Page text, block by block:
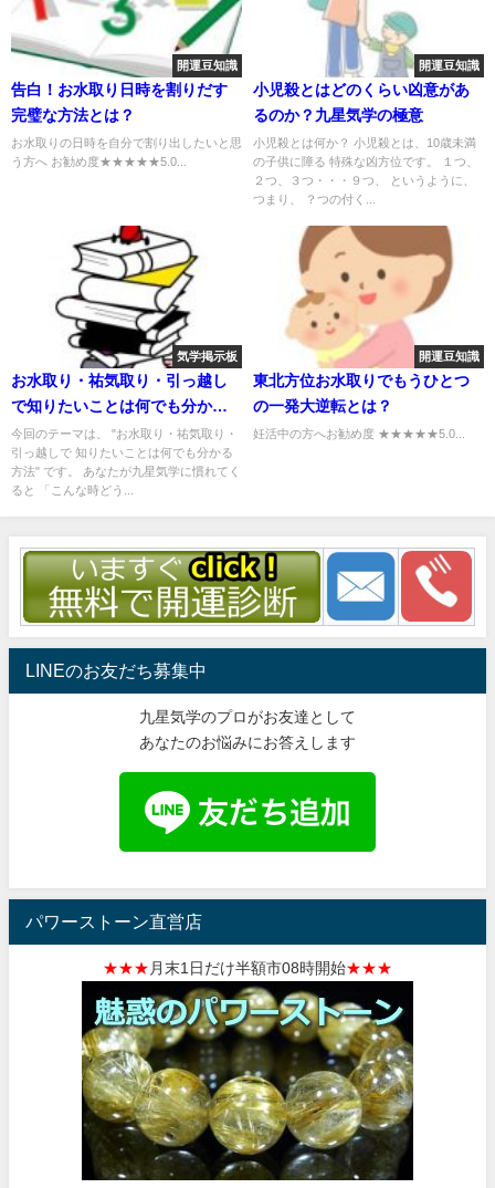
開運豆知識
告白！お水取り日時を割りだす
完璧な方法とは？
お水取りの日時を自分で割り出したいと思
う方へ お勧め度★★★★★5.0...
開運豆知識
小児殺とはどのくらい凶意があ
るのか？九星気学の極意
小児殺とは何か？ 小児殺とは、10歳未満
の子供に障る 特殊な凶方位です。 １つ、
２つ、３つ・・・９つ、 というように、
つまり、 ？つの付く...
気学掲示板
お水取り・祐気取り・引っ越し
で知りたいことは何でも分かる
お水取り百科事典
今回のテーマは、 "お水取り・祐気取り・
引っ越しで 知りたいことは何でも分かる
方法" です。 あなたが九星気学に慣れてく
ると 「こんな時どう...
開運豆知識
東北方位お水取りでもうひとつ
の一発大逆転とは？
妊活中の方へお勧め度 ★★★★★5.0...
LINEのお友だち募集中
九星気学のプロがお友達として
あなたのお悩みにお答えします
パワーストーン直営店
★★★ 月末1日だけ半額市08時開始★★★